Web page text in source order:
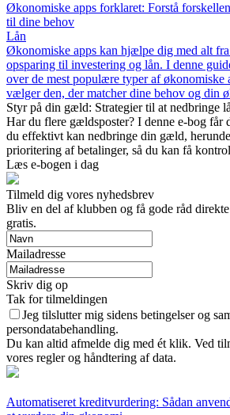
Økonomiske apps forklaret: Forstå
til dine behov
Lån
Økonomiske apps kan hjælpe dig med alt
opsparing til investering og lån. I denne
over de mest populære typer af økonomiske
vælger den, der matcher dine behov og din
Styr på din gæld: Strategier til at nedbringe
Har du flere gældsposter? I denne e-bog får
du effektivt kan nedbringe din gæld,
prioritering af betalinger, så du kan få
Læs e-bogen i dag
Tilmeld dig vores nyhedsbrev
Bliv en del af klubben og få gode råd
gratis.
Mailadresse
Skriv dig op
Tak for tilmeldingen
Jeg tilslutter mig sidens betingelser og
persondatabehandling.
Du kan altid afmelde dig med ét klik. Ved
vores regler og håndtering af data.
Automatiseret kreditvurdering: Sådan